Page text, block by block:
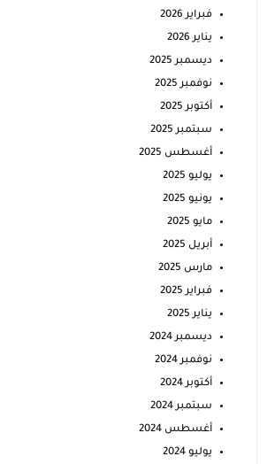
فبراير 2026
يناير 2026
ديسمبر 2025
نوفمبر 2025
أكتوبر 2025
سبتمبر 2025
أغسطس 2025
يوليو 2025
يونيو 2025
مايو 2025
أبريل 2025
مارس 2025
فبراير 2025
يناير 2025
ديسمبر 2024
نوفمبر 2024
أكتوبر 2024
سبتمبر 2024
أغسطس 2024
يوليو 2024